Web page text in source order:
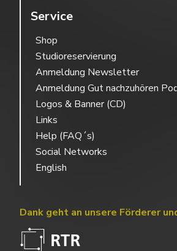
Service
Shop
Studioreservierung
Anmeldung Newsletter
Anmeldung Gut nachzuhören
Logos & Banner (CD)
Links
Help (FAQ´s)
Social Networks
English
Dank geht an unsere Förderer